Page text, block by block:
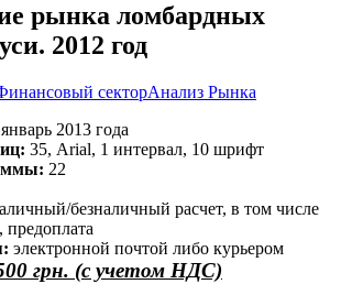
рынка ломбардных
2012 год
секторАнализ Рынка
январь 2013 года
35, Arial, 1 интервал, 10 шрифт
22
безналичный расчет, в том числе
предоплата
электронной почтой либо курьером
грн. (с учетом НДС)